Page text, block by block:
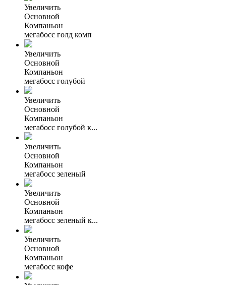
Увеличить
Основной
Компаньон
мегабосс голд комп
Увеличить
Основной
Компаньон
мегабосс голубой
Увеличить
Основной
Компаньон
мегабосс голубой к...
Увеличить
Основной
Компаньон
мегабосс зеленый
Увеличить
Основной
Компаньон
мегабосс зеленый к...
Увеличить
Основной
Компаньон
мегабосс кофе